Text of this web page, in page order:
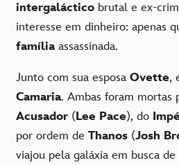
intergaláctico brutal e ex-
interesse em dinheiro: apenas
famíliaassassinada.
Junto com sua esposa Ovette,
Camaria. Ambas foram mortas
Acusador (Lee Pace), do
por ordem de Thanos (Josh
viajou pela galáxia em busca de